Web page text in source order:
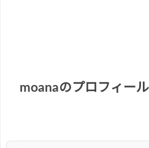
moanaのプロフィール